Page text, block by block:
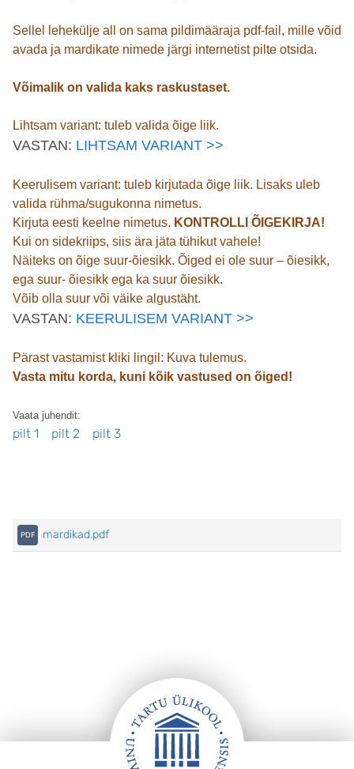
Sellel lehekülje all on sama pildimääraja pdf-fail, mille võid
avada ja mardikate nimede järgi internetist pilte otsida.
Võimalik on valida kaks raskustaset.
Lihtsam variant: tuleb valida õige liik.
VASTAN: LIHTSAM VARIANT >>
Keerulisem variant: tuleb kirjutada õige liik. Lisaks uleb
valida rühma/sugukonna nimetus.
Kirjuta eesti keelne nimetus. KONTROLLI ÕIGEKIRJA!
Kui on sidekriips, siis ära jäta tühikut vahele!
Näiteks on õige suur-õiesikk. Õiged ei ole suur – õiesikk,
ega suur- õiesikk ega ka suur õiesikk.
Võib olla suur või väike algustäht.
VASTAN: KEERULISEM VARIANT >>
Pärast vastamist kliki lingil: Kuva tulemus.
Vasta mitu korda, kuni kõik vastused on õiged!
Vaata juhendit:
pilt 1 pilt 2 pilt 3
mardikad.pdf